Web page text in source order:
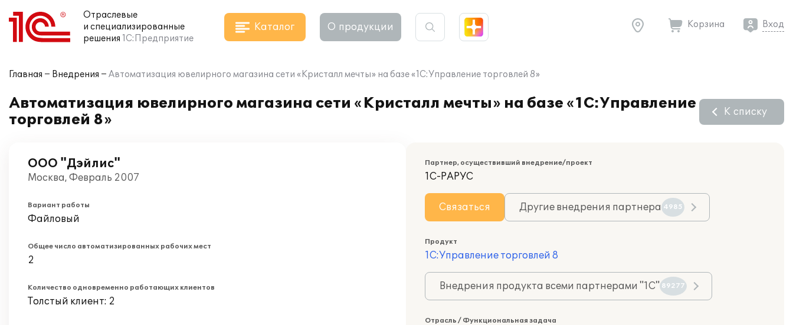
Отраслевые
и специализированные
решения 1С:Предприятие
Каталог О продукции Корзина Вход
Главная Внедрения Автоматизация ювелирного магазина сети «Кристалл мечты» на базе «1С:Управление торговлей 8»
Автоматизация ювелирного магазина сети «Кристалл мечты» на базе «1С:Управление
торговлей 8»
К списку
ООО "Дэйлис"
Москва, Февраль 2007
Вариант работы
Файловый
Общее число автоматизированных рабочих мест
2
Количество одновременно работающих клиентов
Толстый клиент: 2
Партнер, осуществивший внедрение/проект
1С-РАРУС
Связаться Другие внедрения партнера 4985
Продукт
1С:Управление торговлей 8
Внедрения продукта всеми партнерами "1С" 89277
Отрасль / Функциональная задача